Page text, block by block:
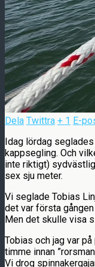
Dela Twittra + 1 E-
Idag lördag
kappsegling. Och
inte riktigt)
sex sju meter.
Vi seglade Tobias
det var första
Men det skulle visa
Tobias och jag var
timme innan
Vi drog